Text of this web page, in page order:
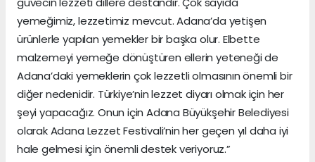
yemeğimiz, lezzetimiz mevcut. Adana’da yetişen
ürünlerle yapılan yemekler bir başka olur. Elbette
malzemeyi yemeğe dönüştüren ellerin yeteneği de
Adana’daki yemeklerin çok lezzetli olmasının önemli bir
diğer nedenidir. Türkiye’nin lezzet diyarı olmak için her
şeyi yapacağız. Onun için Adana Büyükşehir Belediyesi
olarak Adana Lezzet Festivali’nin her geçen yıl daha iyi
hale gelmesi için önemli destek veriyoruz.”